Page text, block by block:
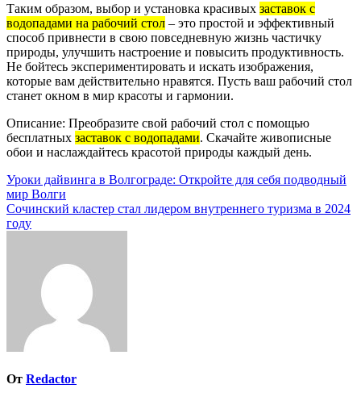
Таким образом, выбор и установка красивых заставок с
водопадами на рабочий стол – это простой и эффективный
способ привнести в свою повседневную жизнь частичку
природы, улучшить настроение и повысить продуктивность.
Не бойтесь экспериментировать и искать изображения,
которые вам действительно нравятся. Пусть ваш рабочий стол
станет окном в мир красоты и гармонии.
Описание: Преобразите свой рабочий стол с помощью
бесплатных заставок с водопадами. Скачайте живописные
обои и наслаждайтесь красотой природы каждый день.
Навигация
по
записям
Уроки дайвинга в Волгограде: Откройте для себя подводный
мир Волги
Сочинский кластер стал лидером внутреннего туризма в 2024
году
От Redactor